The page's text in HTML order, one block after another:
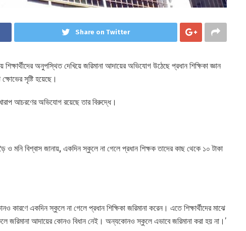
Share on Twitter
অনুপস্থিত দেখিয়ে জরিমানা আদায়ের অভিযোগ উঠেছে প্রধান শিক্ষিকা জ্ঞান
সৃষ্টি হয়েছে।
খারাপ আচরণের অভিযোগ রয়েছে তার বিরুদ্ধে।
ও মনি বিশ্বাস জানায়, একদিন স্কুলে না গেলে প্রধান শিক্ষক তাদের কাছ থেকে ১০ টাকা
একদিন স্কুলে না গেলে প্রধান শিক্ষিকা জরিমানা করেন। এতে শিক্ষার্থীদের মাঝে
আদায়ের কোনও বিধান নেই। অন্যকোনও স্কুলে এভাবে জরিমানা করা হয় না।’